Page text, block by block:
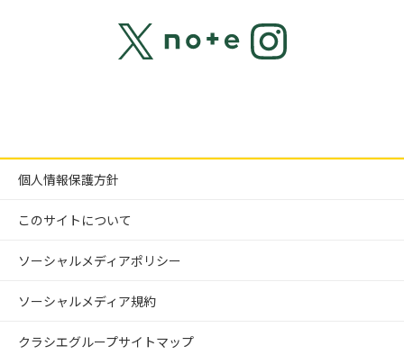
個人情報保護方針
このサイトについて
ソーシャルメディアポリシー
ソーシャルメディア規約
クラシエグループサイトマップ